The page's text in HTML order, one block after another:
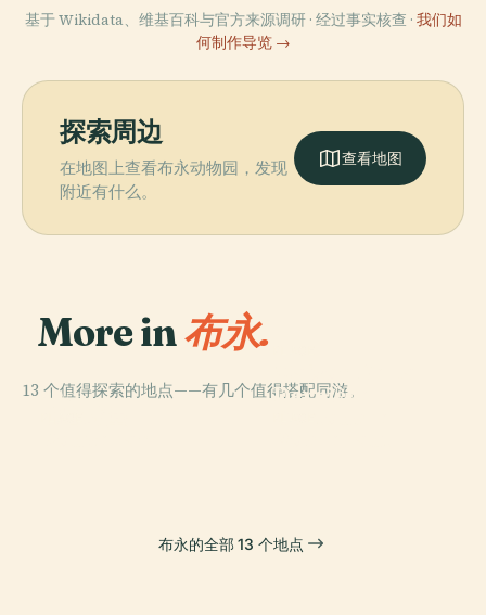
基于 Wikidata、维基百科与官方来源调研 · 经过事实核查 · 我们如
何制作导览 →
探索周边
在地图上查看布永动物园，发现
附近有什么。
查看地图
More in布永.
13 个值得探索的地点——有几个值得搭配同游。
PLACE
Dernière
布永的全部 13 个地点